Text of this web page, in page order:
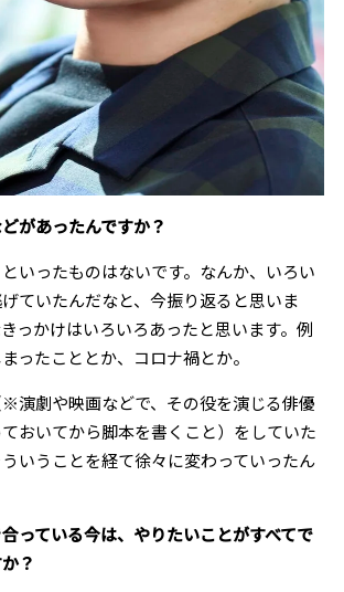
どがあったんですか？
いったものはないです。なんか、いろい
ていたんだなと、今振り返ると思いま
っかけはいろいろあったと思います。例
ったこととか、コロナ禍とか。
演劇や映画などで、その役を演じる俳優
おいてから脚本を書くこと）をしていた
いうことを経て徐々に変わっていったん
合っている今は、やりたいことがすべてで
？